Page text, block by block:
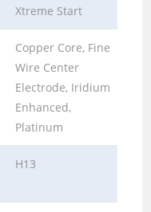
Xtreme Start
Copper Core, Fine
Wire Center
Electrode, Iridium
Enhanced,
Platinum
H13